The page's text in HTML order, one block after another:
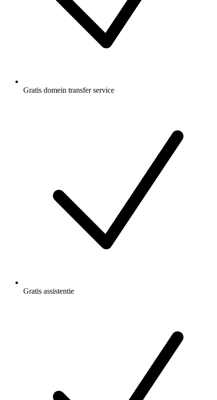
Gratis domein transfer service
Gratis assistentie